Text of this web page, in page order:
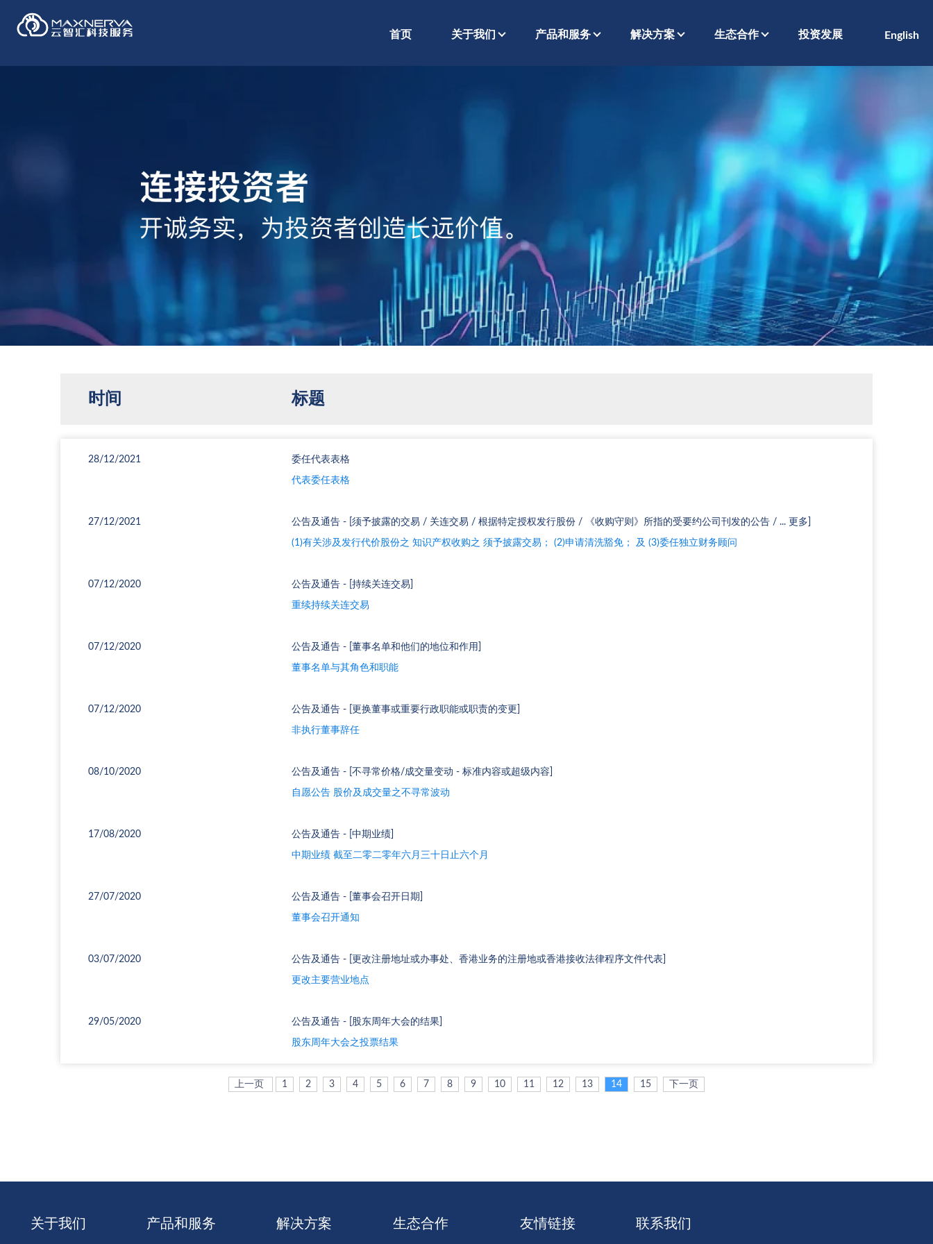
首页 关于我们 产品和服务 解决方案 生态合作 投资发展 English
时间 标题
28/12/2021 委任代表表格
代表委任表格
27/12/2021 公告及通告 - [须予披露的交易 / 关连交易 / 根据特定授权发行股份 / 《收购守则》所指的受要约公司刊发的公告 / ... 更多]
(1)有关涉及发行代价股份之 知识产权收购之 须予披露交易； (2)申请清洗豁免； 及 (3)委任独立财务顾问
07/12/2020 公告及通告 - [持续关连交易]
重续持续关连交易
07/12/2020 公告及通告 - [董事名单和他们的地位和作用]
董事名单与其角色和职能
07/12/2020 公告及通告 - [更换董事或重要行政职能或职责的变更]
非执行董事辞任
08/10/2020 公告及通告 - [不寻常价格/成交量变动 - 标准内容或超级内容]
自愿公告 股价及成交量之不寻常波动
17/08/2020 公告及通告 - [中期业绩]
中期业绩 截至二零二零年六月三十日止六个月
27/07/2020 公告及通告 - [董事会召开日期]
董事会召开通知
03/07/2020 公告及通告 - [更改注册地址或办事处、香港业务的注册地或香港接收法律程序文件代表]
更改主要营业地点
29/05/2020 公告及通告 - [股东周年大会的结果]
股东周年大会之投票结果
上一页 1 2 3 4 5 6 7 8 9 10 11 12 13 14 15 下一页
关于我们 产品和服务 解决方案 生态合作 友情链接 联系我们